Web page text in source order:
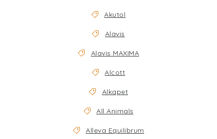
FAQ - Často kladené dotazy
Volná místa
Plemena koček
Akutol
Alavis
Alavis MAXIMA
Alcott
Alkapet
All Animals
Alleva Equilibrum